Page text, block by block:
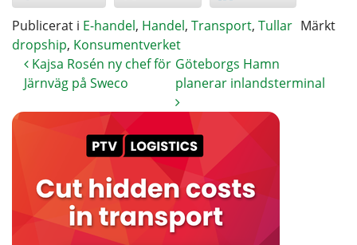
Publicerat i E-handel, Handel, Transport, Tullar Märkt
dropship, Konsumentverket
Kajsa Rosén ny chef för
Järnväg på Sweco
Göteborgs Hamn
planerar inlandsterminal